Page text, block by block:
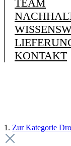
TEAM
KONTAKT
1. Zur Kategorie